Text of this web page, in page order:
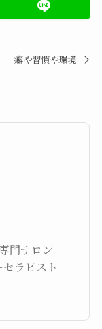
癖や習慣や環境
門サロン
ラピスト